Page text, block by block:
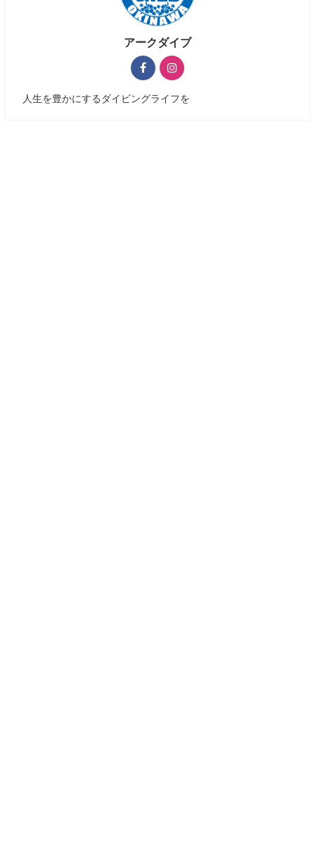
アークダイブ
人生を豊かにするダイビングライフを